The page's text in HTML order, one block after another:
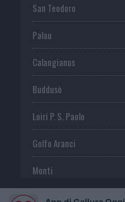
San Teodoro
Palau
Calangianus
Buddusò
Loiri P. S. Paolo
Golfo Aranci
Monti
Telti